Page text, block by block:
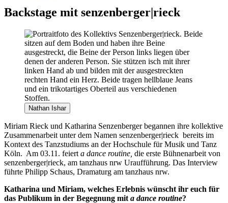
Backstage mit senzenberger|rieck
Nathan Ishar
Miriam Rieck und Katharina Senzenberger begannen ihre kollektive
Zusammenarbeit unter dem Namen senzenberger|rieck bereits im
Kontext des Tanzstudiums an der Hochschule für Musik und Tanz
Köln. Am 03.11. feiert a dance routine, die erste Bühnenarbeit von
senzenberger|rieck, am tanzhaus nrw Uraufführung. Das Interview
führte Philipp Schaus, Dramaturg am tanzhaus nrw.
Katharina und Miriam, welches Erlebnis wünscht ihr euch für
das Publikum in der Begegnung mit a dance routine?